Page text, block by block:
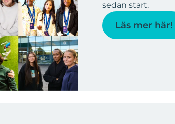
sedan start.
Läs mer här!